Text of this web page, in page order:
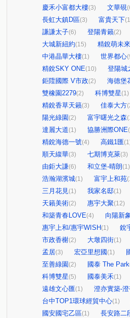
慶禾小富都大樓(3) 文華硯
長虹大鎮D區(3) 富貴天下
謙謙太子(6) 登陽青籟(2)
大城新紐約(15) 精銳萌未來
中港晶華大樓(1) 世界都心
精銳SKY ONE(10) 登陽城
鉅陞國際 V市政(2) 海德堡
雙橡園2279(2) 科博雙星(1)
精銳香草天籟(3) 佳泰大方
陽光綠園 (2) 富宇曙光之森
達麗大道(1) 協勝洲際ONE
精銳海德一號(4) 高鐵1匯
順天緮華(3) 七期博克萊(3)
由鉅大謙(6) 和立堡-晴朗(1)
浩瀚湖濱城(1) 富宇上和苑
三月花見(1) 我家名邸(1)
天籟美術(2) 惠宇大聚(12)
和築青春LOVE(4) 向陽新
惠宇上和/惠宇WISH(1) 銳
市政香榭(2) 大墩四街(1)
孟居(3) 宏亞里想國 (1)
至善綠園 (2) 國泰 The Park
科博雙星(5) 國泰美禾(1)
遠雄文心匯(1) 澄亦實築-
台中TOP1環球經貿中心(1)
國安國宅乙區(1) 長安路二